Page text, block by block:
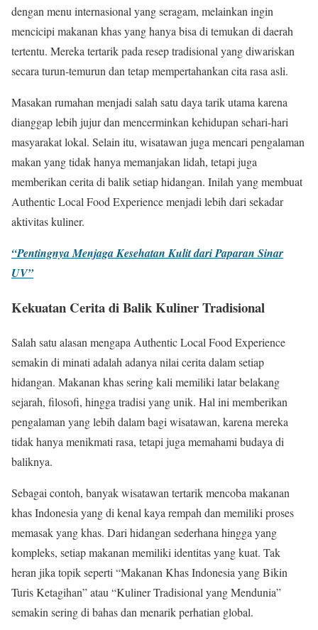
dengan menu internasional yang seragam, melainkan ingin
mencicipi makanan khas yang hanya bisa di temukan di daerah
tertentu. Mereka tertarik pada resep tradisional yang diwariskan
secara turun-temurun dan tetap mempertahankan cita rasa asli.
Masakan rumahan menjadi salah satu daya tarik utama karena
dianggap lebih jujur dan mencerminkan kehidupan sehari-hari
masyarakat lokal. Selain itu, wisatawan juga mencari pengalaman
makan yang tidak hanya memanjakan lidah, tetapi juga
memberikan cerita di balik setiap hidangan. Inilah yang membuat
Authentic Local Food Experience menjadi lebih dari sekadar
aktivitas kuliner.
“Pentingnya Menjaga Kesehatan Kulit dari Paparan Sinar
UV”
Kekuatan Cerita di Balik Kuliner Tradisional
Salah satu alasan mengapa Authentic Local Food Experience
semakin di minati adalah adanya nilai cerita dalam setiap
hidangan. Makanan khas sering kali memiliki latar belakang
sejarah, filosofi, hingga tradisi yang unik. Hal ini memberikan
pengalaman yang lebih dalam bagi wisatawan, karena mereka
tidak hanya menikmati rasa, tetapi juga memahami budaya di
baliknya.
Sebagai contoh, banyak wisatawan tertarik mencoba makanan
khas Indonesia yang di kenal kaya rempah dan memiliki proses
memasak yang khas. Dari hidangan sederhana hingga yang
kompleks, setiap makanan memiliki identitas yang kuat. Tak
heran jika topik seperti “Makanan Khas Indonesia yang Bikin
Turis Ketagihan” atau “Kuliner Tradisional yang Mendunia”
semakin sering di bahas dan menarik perhatian global.